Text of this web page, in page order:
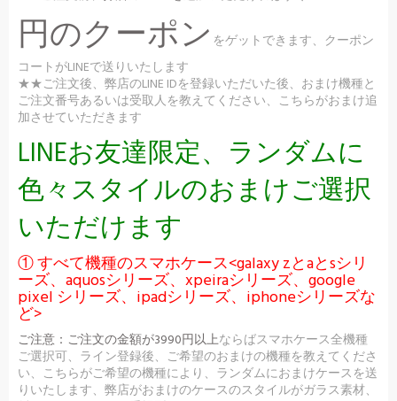
円のクーポン をゲットできます、クーポン
コートがLINEで送りいたします
★★ご注文後、弊店のLINE IDを登録いただいた後、おまけ機種と
ご注文番号あるいは受取人を教えてください、こちらがおまけ追
加させていただきます
LINEお友達限定、ランダムに
色々スタイルのおまけご選択
いただけます
① すべて機種のスマホケース<galaxy zとaとsシリ
ーズ、aquosシリーズ、xpeiraシリーズ、google
pixel シリーズ、ipadシリーズ、iphoneシリーズな
ど>
ご注意： ご注文の金額が3990円以上ならばスマホケース全機種
ご選択可、ライン登録後、ご希望のおまけの機種を教えてくださ
い、こちらがご希望の機種により、ランダムにおまけケースを送
りいたします、弊店がおまけのケースのスタイルがガラス素材、